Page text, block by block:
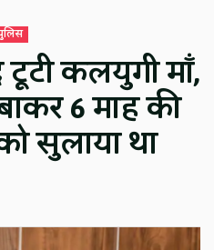
पुलिस
कलयुगी माँ,
6 माह की
सुलाया था